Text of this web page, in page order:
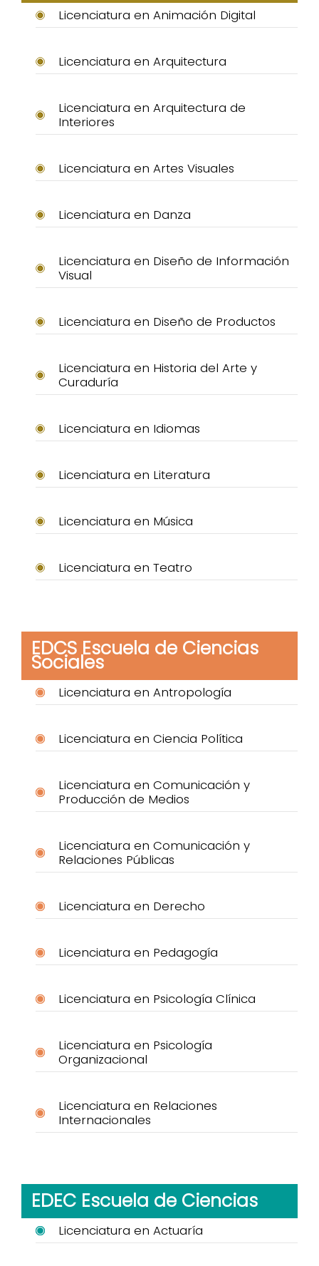
Licenciatura en Animación Digital
Licenciatura en Arquitectura
Licenciatura en Arquitectura de
Interiores
Licenciatura en Artes Visuales
Licenciatura en Danza
Licenciatura en Diseño de Información
Visual
Licenciatura en Diseño de Productos
Licenciatura en Historia del Arte y
Curaduría
Licenciatura en Idiomas
Licenciatura en Literatura
Licenciatura en Música
Licenciatura en Teatro
EDCS Escuela de Ciencias
Sociales
Licenciatura en Antropología
Licenciatura en Ciencia Política
Licenciatura en Comunicación y
Producción de Medios
Licenciatura en Comunicación y
Relaciones Públicas
Licenciatura en Derecho
Licenciatura en Pedagogía
Licenciatura en Psicología Clínica
Licenciatura en Psicología
Organizacional
Licenciatura en Relaciones
Internacionales
EDEC Escuela de Ciencias
Licenciatura en Actuaría